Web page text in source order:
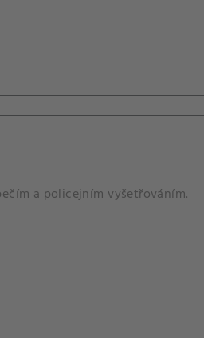
a policejním vyšetřováním.